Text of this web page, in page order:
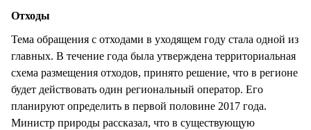
Отходы
Тема обращения с отходами в уходящем году стала одной из
главных. В течение года была утверждена территориальная
схема размещения отходов, принято решение, что в регионе
будет действовать один региональный оператор. Его
планируют определить в первой половине 2017 года.
Министр природы рассказал, что в существующую